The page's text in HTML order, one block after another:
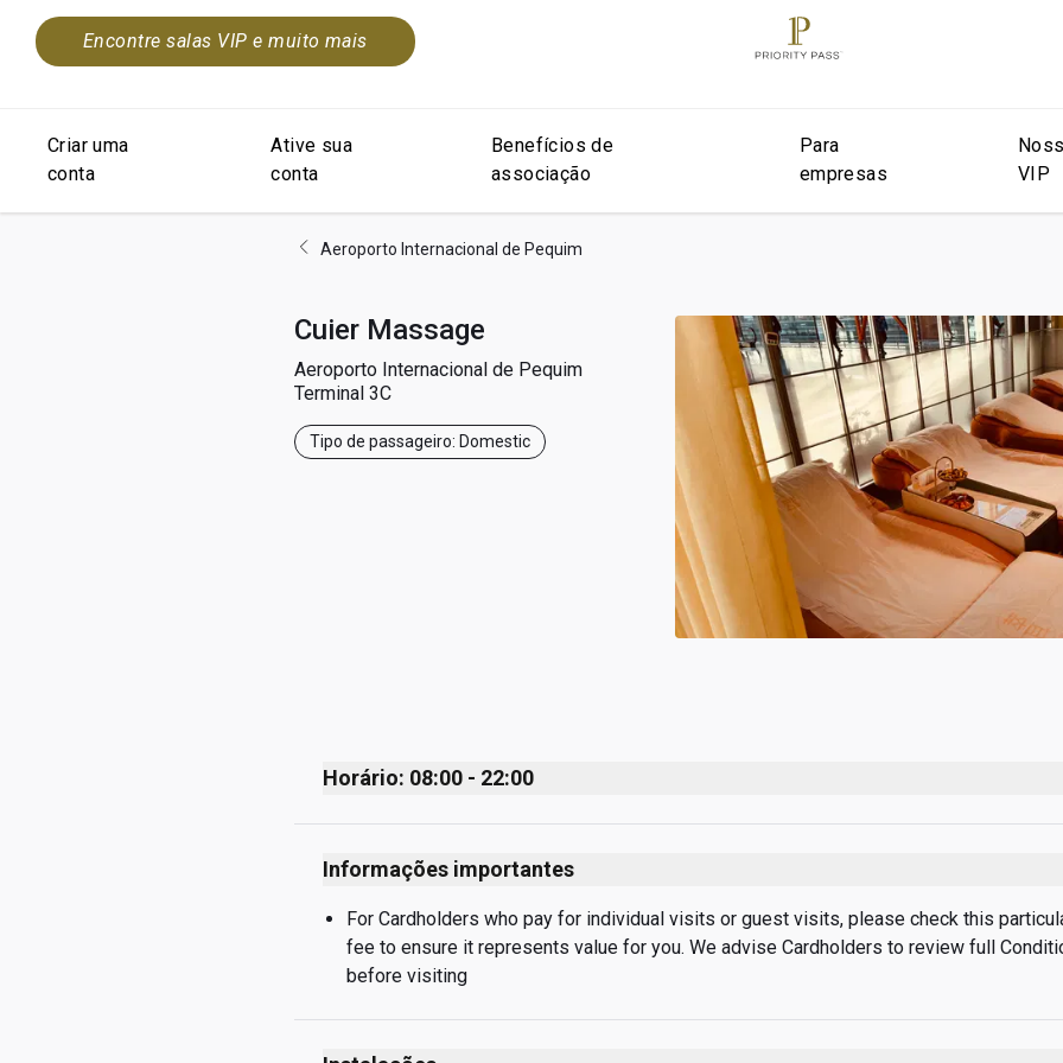
Encontre salas VIP e muito mais
Criar uma
conta
Ative sua
conta
Benefícios de
associação
Para
empresas
VIP
Aeroporto Internacional de Pequim
Cuier Massage
Aeroporto Internacional de Pequim
Terminal 3C
Tipo de passageiro: Domestic
Horário: 08:00 - 22:00
Monday
Tuesday
Wednesday
Thursday
Informações importantes
For Cardholders who pay for individual visits or guest visits, please check this
fee to ensure it represents value for you. We advise Cardholders to review full
before visiting